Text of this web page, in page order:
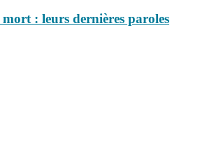
: leurs dernières paroles